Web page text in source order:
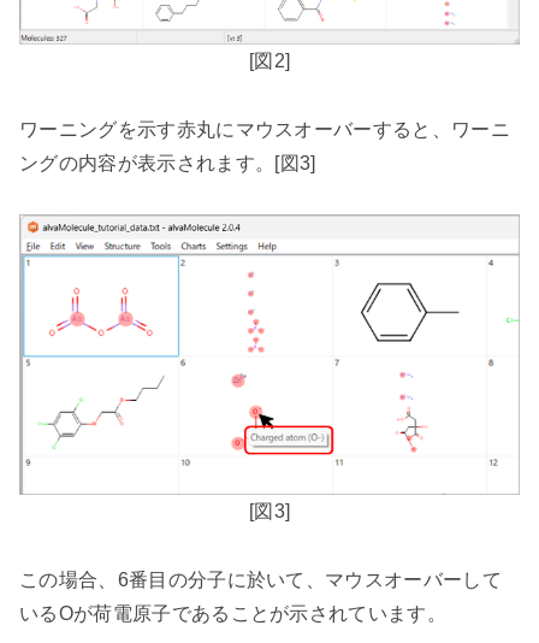
[図 2]
ワーニングを示す赤丸にマウスオーバーすると、ワーニ
ングの内容が表示されます。
[図3]
[図 3]
この場合、 6番目の分子に於いて、マウスオーバーして
いるOが荷電原子であることが示されています。